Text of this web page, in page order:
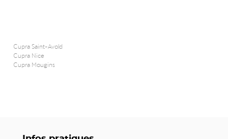
Cupra Saint-Avold
Cupra Nice
Cupra Mougins